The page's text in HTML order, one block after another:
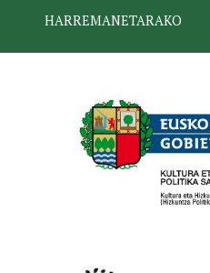
HARREMANETARAKO